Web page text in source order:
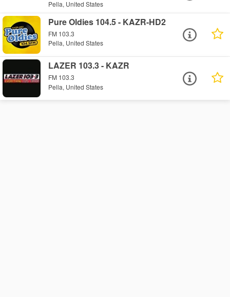
Pella, United States
Pure Oldies 104.5 - KAZR-HD2
FM 103.3
Pella, United States
LAZER 103.3 - KAZR
FM 103.3
Pella, United States